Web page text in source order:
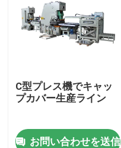
C型プレス機でキャッ
プカバー生産ライン
お問い合わせを送信